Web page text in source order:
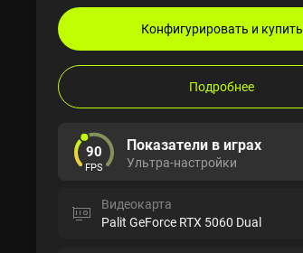
Конфигурировать и купить
Подробнее
90
FPS
Показатели в играх
Ультра-настройки
Видеокарта
Palit GeForce RTX 5060 Dual